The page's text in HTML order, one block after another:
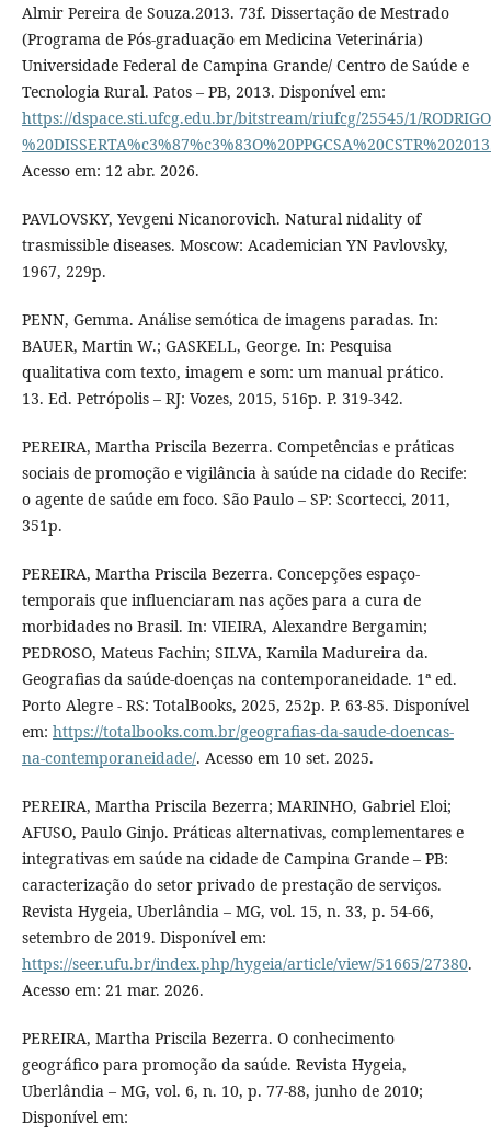
Almir Pereira de Souza.2013. 73f. Dissertação de Mestrado
(Programa de Pós-graduação em Medicina Veterinária)
Universidade Federal de Campina Grande/ Centro de Saúde e
Tecnologia Rural. Patos – PB, 2013. Disponível em:
https://dspace.sti.ufcg.edu.br/bitstream/riufcg/25545/1/
Acesso em: 12 abr. 2026.
PAVLOVSKY, Yevgeni Nicanorovich. Natural nidality of
trasmissible diseases. Moscow: Academician YN Pavlovsky,
1967, 229p.
PENN, Gemma. Análise semótica de imagens paradas. In:
BAUER, Martin W.; GASKELL, George. In: Pesquisa
qualitativa com texto, imagem e som: um manual prático.
13. Ed. Petrópolis – RJ: Vozes, 2015, 516p. P. 319-342.
PEREIRA, Martha Priscila Bezerra. Competências e práticas
sociais de promoção e vigilância à saúde na cidade do Recife:
o agente de saúde em foco. São Paulo – SP: Scortecci, 2011,
351p.
PEREIRA, Martha Priscila Bezerra. Concepções espaço-
temporais que influenciaram nas ações para a cura de
morbidades no Brasil. In: VIEIRA, Alexandre Bergamin;
PEDROSO, Mateus Fachin; SILVA, Kamila Madureira da.
Geografias da saúde-doenças na contemporaneidade. 1ª ed.
Porto Alegre - RS: TotalBooks, 2025, 252p. P. 63-85. Disponível
em: https://totalbooks.com.br/geografias-da-saude-doencas-
na-contemporaneidade/. Acesso em 10 set. 2025.
PEREIRA, Martha Priscila Bezerra; MARINHO, Gabriel Eloi;
AFUSO, Paulo Ginjo. Práticas alternativas, complementares e
integrativas em saúde na cidade de Campina Grande – PB:
caracterização do setor privado de prestação de serviços.
Revista Hygeia, Uberlândia – MG, vol. 15, n. 33, p. 54-66,
setembro de 2019. Disponível em:
https://seer.ufu.br/index.php/hygeia/article/view/51665/27380.
Acesso em: 21 mar. 2026.
PEREIRA, Martha Priscila Bezerra. O conhecimento
geográfico para promoção da saúde. Revista Hygeia,
Uberlândia – MG, vol. 6, n. 10, p. 77-88, junho de 2010;
Disponível em: